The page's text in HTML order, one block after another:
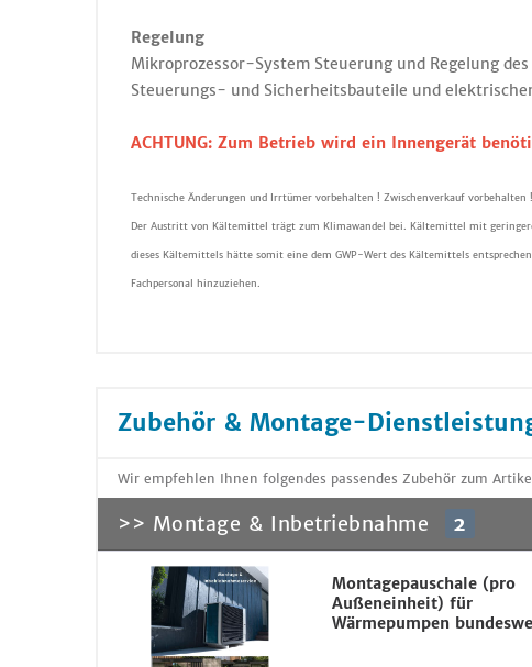
Regelung
Mikroprozessor-System Steuerung und Regelung
Steuerungs- und Sicherheitsbauteile und
ACHTUNG: Zum Betrieb wird ein Innengerät
Technische Änderungen und Irrtümer vorbehalten ! Zwischenverkauf vorbehalten !
Der Austritt von Kältemittel trägt zum Klimawandel bei. Kältemittel mit
dieses Kältemittels hätte somit eine dem GWP-Wert des Kältemittels
Fachpersonal hinzuziehen.
Zubehör & Montage-
Wir empfehlen Ihnen folgendes passendes Zubehör zum
>> Montage & Inbetriebnahme 2
Montagepauschale (pro
Außeneinheit) für
Wärmepumpen